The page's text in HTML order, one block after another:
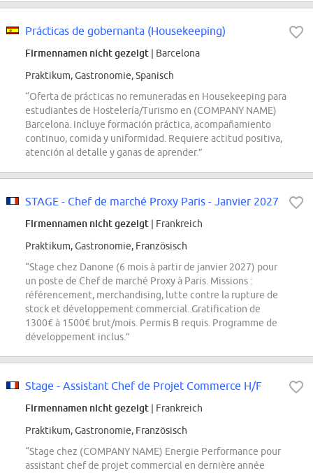
Prácticas de gobernanta (Housekeeping)
Firmennamen nicht gezeigt | Barcelona
Praktikum, Gastronomie, Spanisch
“Oferta de prácticas no remuneradas en Housekeeping para
estudiantes de Hostelería/Turismo en (COMPANY NAME)
Barcelona. Incluye formación práctica, acompañamiento
continuo, comida y uniformidad. Requiere actitud positiva,
atención al detalle y ganas de aprender.”
STAGE - Chef de marché Proxy Paris - Janvier 2027
Firmennamen nicht gezeigt | Frankreich
Praktikum, Gastronomie, Französisch
“Stage chez Danone (6 mois à partir de janvier 2027) pour
un poste de Chef de marché Proxy à Paris. Missions :
référencement, merchandising, lutte contre la rupture de
stock et développement commercial. Gratification de
1300€ à 1500€ brut/mois. Permis B requis. Programme de
développement inclus.”
Stage - Assistant Chef de Projet Commerce H/F
Firmennamen nicht gezeigt | Frankreich
Praktikum, Gastronomie, Französisch
“Stage chez (COMPANY NAME) Energie Performance pour
assistant chef de projet commercial en dernière année